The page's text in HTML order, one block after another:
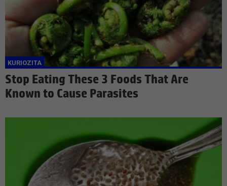
Stop Eating These 3 Foods That Are
Known to Cause Parasites